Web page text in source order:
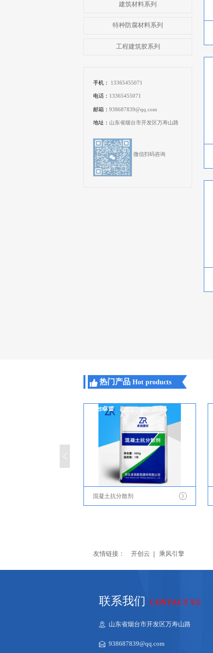
建筑材料系列
特种防腐材料系列
工程建筑胶系列
手机： 13365455071
电话： 13365455071
邮箱：938687839@qq.com
地址： 山东省烟台市开发区万寿山路
微信扫码咨询
热门产品 Hot products
混凝土抗分散剂
友情链接： 开创云 乘风引擎
联系我们 CONTACT US
山东省烟台市开发区万寿山路
938687839@qq.com